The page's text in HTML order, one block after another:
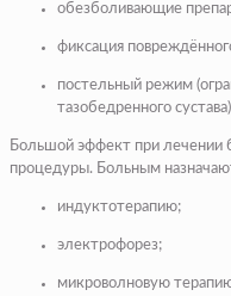
обезболивающие
фиксация
постельный режим
тазобедренного
Большой эффект при лечении
процедуры. Больным
индуктотерапию;
электрофорез;
микроволновую